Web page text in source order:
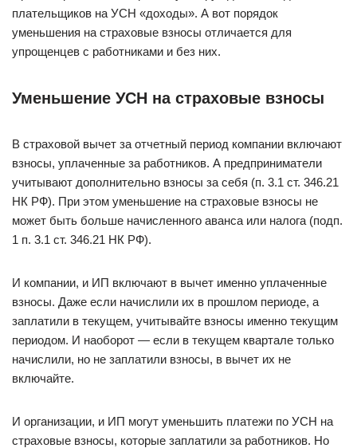
плательщиков на УСН «доходы». А вот порядок
уменьшения на страховые взносы отличается для
упрощенцев с работниками и без них.
Уменьшение УСН на страховые взносы
В страховой вычет за отчетный период компании включают
взносы, уплаченные за работников. А предприниматели
учитывают дополнительно взносы за себя (п. 3.1 ст. 346.21
НК РФ). При этом уменьшение на страховые взносы не
может быть больше начисленного аванса или налога (подп.
1 п. 3.1 ст. 346.21 НК РФ).
И компании, и ИП включают в вычет именно уплаченные
взносы. Даже если начислили их в прошлом периоде, а
заплатили в текущем, учитывайте взносы именно текущим
периодом. И наоборот — если в текущем квартале только
начислили, но не заплатили взносы, в вычет их не
включайте.
И организации, и ИП могут уменьшить платежи по УСН на
страховые взносы, которые заплатили за работников. Но